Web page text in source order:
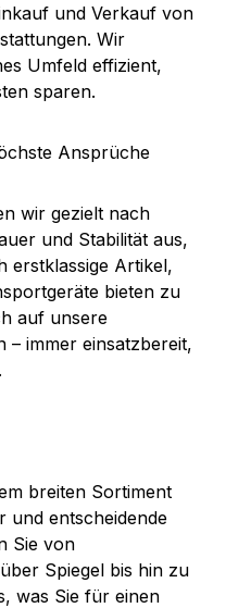
und Verkauf von
Wir
Umfeld effizient,
sparen.
Ansprüche
wir gezielt nach
und Stabilität aus,
erstklassige Artikel,
bieten zu
auf unsere
– immer einsatzbereit,
breiten Sortiment
und entscheidende
Sie von
Spiegel bis hin zu
was Sie für einen